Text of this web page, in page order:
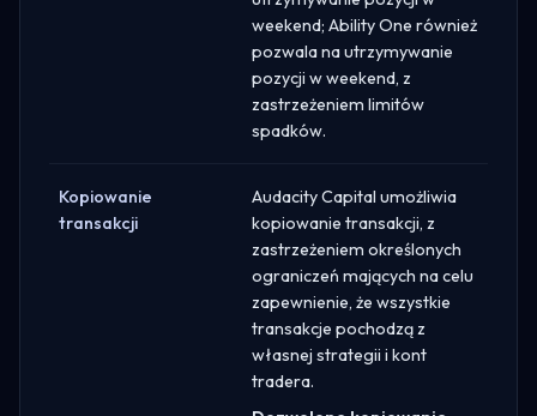
weekend; Ability One również
pozwala na utrzymywanie
pozycji w weekend, z
zastrzeżeniem limitów
spadków.
Kopiowanie
transakcji
Audacity Capital umożliwia
kopiowanie transakcji, z
zastrzeżeniem określonych
ograniczeń mających na celu
zapewnienie, że wszystkie
transakcje pochodzą z
własnej strategii i kont
tradera.